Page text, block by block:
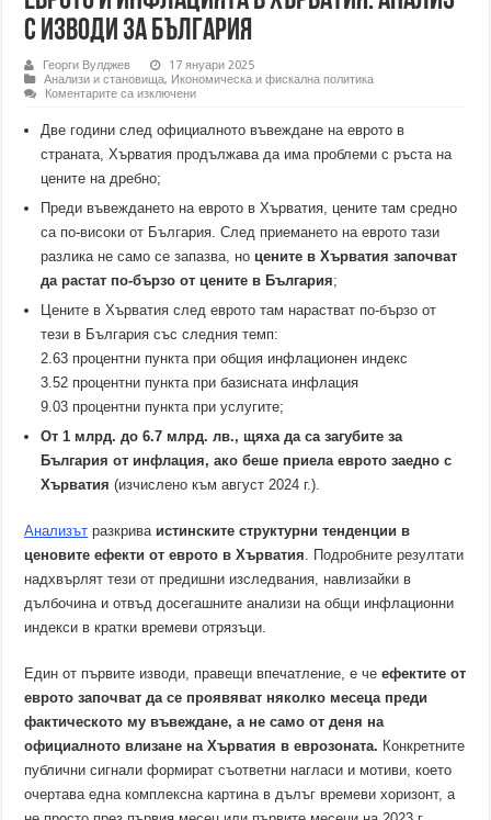
с изводи за България
Георги Вулджев
17 януари 2025
Анализи и становища, Икономическа и фискална политика
Коментарите са изключениза
инфлацията
в
Хърватия:
изводи
България
Две години след официалното въвеждане на еврото в
страната, Хърватия продължава да има проблеми с ръста на
цените на дребно;
Преди въвеждането на еврото в Хърватия, цените там средно
са по-високи от България. След приемането на еврото тази
разлика не само се запазва, но цените в Хърватия започват
да растат по-бързо от цените в България;
Цените в Хърватия след еврото там нарастват по-бързо от
тези в България със следния темп:
2.63 процентни пункта при общия инфлационен индекс
3.52 процентни пункта при базисната инфлация
9.03 процентни пункта при услугите;
От 1 млрд. до 6.7 млрд. лв., щяха да са загубите за
България от инфлация, ако беше приела еврото заедно с
Хърватия (изчислено към август 2024 г.).
Анализът разкрива истинските структурни тенденции в
ценовите ефекти от еврото в Хърватия . Подробните резултати
надхвърлят тези от предишни изследвания, навлизайки в
дълбочина и отвъд досегашните анализи на общи инфлационни
индекси в кратки времеви отрязъци.
Един от първите изводи, правещи впечатление, е чеефектите от
еврото започват да се проявяват няколко месеца преди
фактическото му въвеждане, а не само от деня на
официалното влизане на Хърватия в еврозоната. Конкретните
публични сигнали формират съответни нагласи и мотиви, което
очертава една комплексна картина в дълъг времеви хоризонт, а